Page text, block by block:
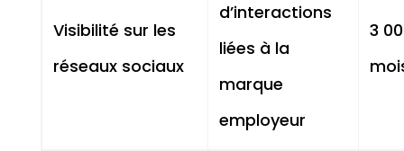
Visibilité sur les
réseaux sociaux
d’interactions
liées à la
marque
employeur
3